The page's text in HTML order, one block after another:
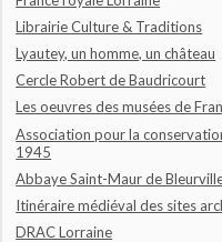
Librairie Culture & Traditions
Lyautey, un homme, un château
Cercle Robert de Baudricourt
Les oeuvres des musées de
Association pour la
1945
Abbaye Saint-Maur de
Itinéraire médiéval des sites
DRAC Lorraine